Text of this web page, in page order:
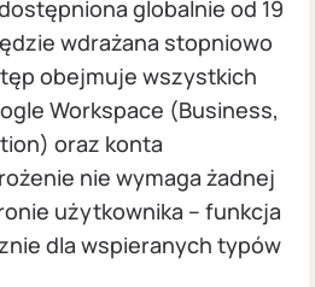
globalnie od 19
wdrażana stopniowo
obejmuje wszystkich
Workspace (Business,
oraz konta
nie wymaga żadnej
użytkownika – funkcja
dla wspieranych typów